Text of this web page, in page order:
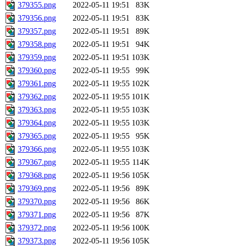
379355.png 2022-05-11 19:51
83K
379356.png
2022-05-11 19:51
83K
379357.png
2022-05-11 19:51
89K
379358.png
2022-05-11 19:51
94K
379359.png
2022-05-11 19:51 103K
379360.png
2022-05-11 19:55
99K
379361.png
2022-05-11 19:55 102K
379362.png
2022-05-11 19:55 101K
379363.png
2022-05-11 19:55 103K
379364.png
2022-05-11 19:55 103K
379365.png
2022-05-11 19:55
95K
379366.png
2022-05-11 19:55 103K
379367.png
2022-05-11 19:55 114K
379368.png
2022-05-11 19:56 105K
379369.png
2022-05-11 19:56
89K
379370.png
2022-05-11 19:56
86K
379371.png
2022-05-11 19:56
87K
379372.png
2022-05-11 19:56 100K
379373.png
2022-05-11 19:56 105K